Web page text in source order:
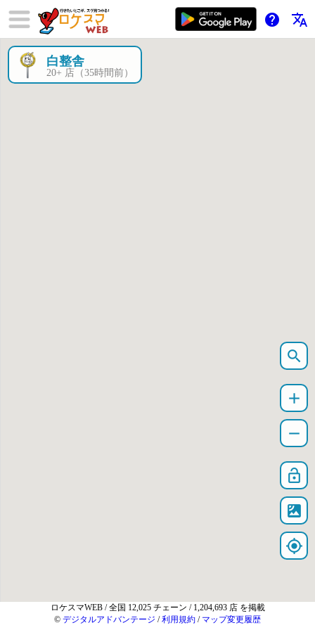
help translate
白整舎
20+ 店（35時間前）
search
add
remove
lock_open
satellite
my_location
ロケスマWEB / 全国 12,025 チェーン / 1,204,693 店 を掲載
© デジタルアドバンテージ /利用規約 / マップ変更履歴